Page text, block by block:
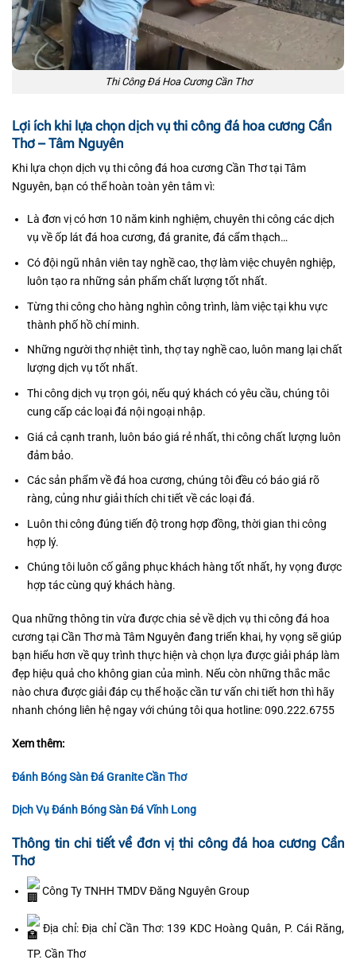
Thi Công Đá Hoa Cương Cần Thơ
Lợi ích khi lựa chọn dịch vụ thi công đá hoa cương Cần
Thơ – Tâm Nguyên
Khi lựa chọn dịch vụ thi công đá hoa cương Cần Thơ tại Tâm
Nguyên, bạn có thể hoàn toàn yên tâm vì:
Là đơn vị có hơn 10 năm kinh nghiệm, chuyên thi công các dịch
vụ về ốp lát đá hoa cương, đá granite, đá cẩm thạch…
Có đội ngũ nhân viên tay nghề cao, thợ làm việc chuyên nghiệp,
luôn tạo ra những sản phẩm chất lượng tốt nhất.
Từng thi công cho hàng nghìn công trình, làm việc tại khu vực
thành phố hồ chí minh.
Những người thợ nhiệt tình, thợ tay nghề cao, luôn mang lại chất
lượng dịch vụ tốt nhất.
Thi công dịch vụ trọn gói, nếu quý khách có yêu cầu, chúng tôi
cung cấp các loại đá nội ngoại nhập.
Giá cả cạnh tranh, luôn báo giá rẻ nhất, thi công chất lượng luôn
đảm bảo.
Các sản phẩm về đá hoa cương, chúng tôi đều có báo giá rõ
ràng, củng như giải thích chi tiết về các loại đá.
Luôn thi công đúng tiến độ trong hợp đồng, thời gian thi công
hợp lý.
Chúng tôi luôn cố gắng phục khách hàng tốt nhất, hy vọng được
hợp tác cùng quý khách hàng.
Qua những thông tin vừa được chia sẻ về dịch vụ thi công đá hoa
cương tại Cần Thơ mà Tâm Nguyên đang triển khai, hy vọng sẽ giúp
bạn hiểu hơn về quy trình thực hiện và chọn lựa được giải pháp làm
đẹp hiệu quả cho không gian của mình. Nếu còn những thắc mắc
nào chưa được giải đáp cụ thể hoặc cần tư vấn chi tiết hơn thì hãy
nhanh chóng liên hệ ngay với chúng tôi qua hotline: 090.222.6755
Xem thêm:
Đánh Bóng Sàn Đá Granite Cần Thơ
Dịch Vụ Đánh Bóng Sàn Đá Vĩnh Long
Thông tin chi tiết về đơn vị thi công đá hoa cương Cần
Thơ
Công Ty TNHH TMDV Đăng Nguyên Group
Địa chỉ:Địa chỉ Cần Thơ: 139 KDC Hoàng Quân, P. Cái Răng,
TP. Cần Thơ